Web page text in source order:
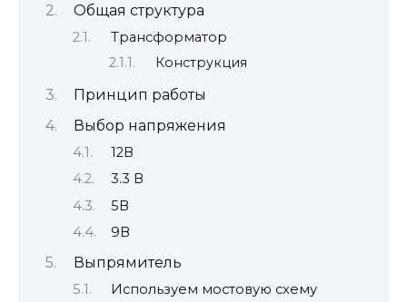
Общая структура
Трансформатор
Конструкция
Принцип работы
Выбор напряжения
12В
3.3 В
5В
9В
Выпрямитель
Используем мостовую схему